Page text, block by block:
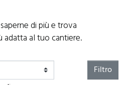
di più e trova
adatta al tuo cantiere.
Filtro